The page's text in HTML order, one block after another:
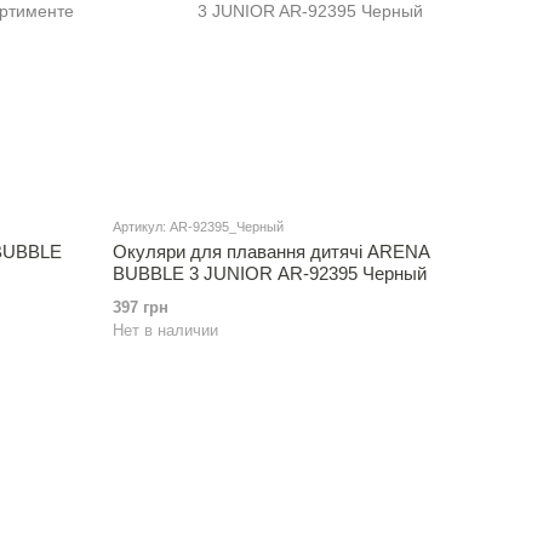
Артикул: AR-92395_Черный
Окуляри для плавання дитячі ARENA
BUBBLE 3 JUNIOR AR-92395 Черный
397 грн
Нет в наличии